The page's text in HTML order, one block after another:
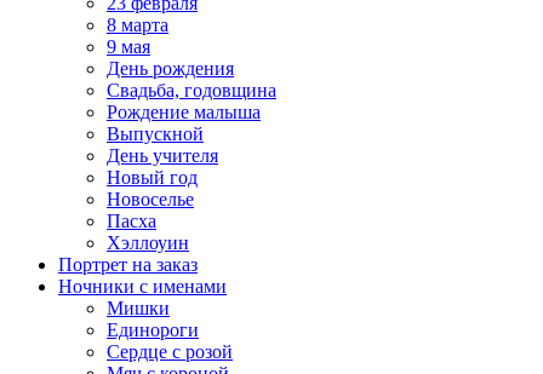
8 марта
9 мая
День рождения
Свадьба, годовщина
Рождение малыша
Выпускной
День учителя
Новый год
Новоселье
Пасха
Хэллоуин
Портрет на заказ
Ночники с именами
Мишки
Единороги
Сердце с розой